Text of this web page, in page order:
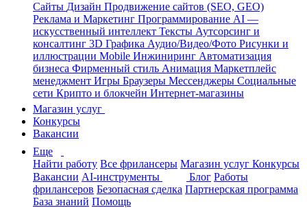
Сайты Дизайн Продвижение сайтов (SEO, GEO)
Реклама и Маркетинг Программирование AI —
искусственный интеллект Тексты Аутсорсинг и
консалтинг 3D Графика Аудио/Видео/Фото Рисунки и
иллюстрации Mobile Инжиниринг Автоматизация
бизнеса Фирменный стиль Анимация Маркетплейс
менеджмент Игры Браузеры Мессенджеры Социальные
сети Крипто и блокчейн Интернет-магазины
Магазин услуг
Конкурсы
Вакансии
Еще
Найти работу Все фрилансеры Магазин услуг Конкурсы
Вакансии AI-инструменты Блог Работы
фрилансеров Безопасная сделка Партнерская программа
База знаний Помощь